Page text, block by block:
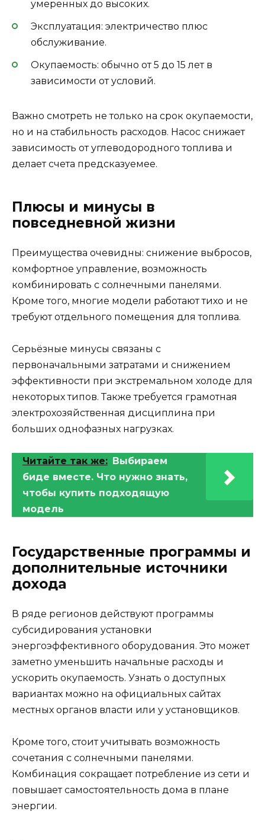
умеренных до высоких.
Эксплуатация: электричество плюс
обслуживание.
Окупаемость: обычно от 5 до 15 лет в
зависимости от условий.
Важно смотреть не только на срок окупаемости,
но и на стабильность расходов. Насос снижает
зависимость от углеводородного топлива и
делает счета предсказуемее.
Плюсы и минусы в
повседневной жизни
Преимущества очевидны: снижение выбросов,
комфортное управление, возможность
комбинировать с солнечными панелями.
Кроме того, многие модели работают тихо и не
требуют отдельного помещения для топлива.
Серьёзные минусы связаны с
первоначальными затратами и снижением
эффективности при экстремальном холоде для
некоторых типов. Также требуется грамотная
электрохозяйственная дисциплина при
больших однофазных нагрузках.
Читайте так же: Выбираем
биде вместе. Что нужно знать,
чтобы купить подходящую
модель
Государственные программы и
дополнительные источники
дохода
В ряде регионов действуют программы
субсидирования установки
энергоэффективного оборудования. Это может
заметно уменьшить начальные расходы и
ускорить окупаемость. Узнать о доступных
вариантах можно на официальных сайтах
местных органов власти или у установщиков.
Кроме того, стоит учитывать возможность
сочетания с солнечными панелями.
Комбинация сокращает потребление из сети и
повышает самостоятельность дома в плане
энергии.